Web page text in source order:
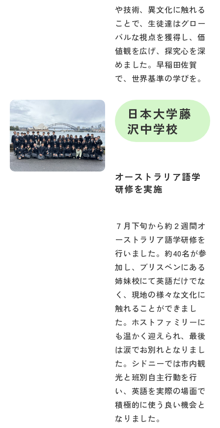
や技術、異文化に触れる
ことで、生徒達はグロー
バルな視点を獲得し、価
値観を広げ、探究心を深
めました。早稲田佐賀
で、世界基準の学びを。
日本大学藤
沢中学校
オーストラリア語学
研修を実施
７月下旬から約２週間オ
ーストラリア語学研修を
行いました。約40名が参
加し、ブリスベンにある
姉妹校にて英語だけでな
く、現地の様々な文化に
触れることができまし
た。ホストファミリーに
も温かく迎えられ、最後
は涙でお別れとなりまし
た。シドニーでは市内観
光と班別自主行動を行
い、英語を実際の場面で
積極的に使う良い機会と
なりました。